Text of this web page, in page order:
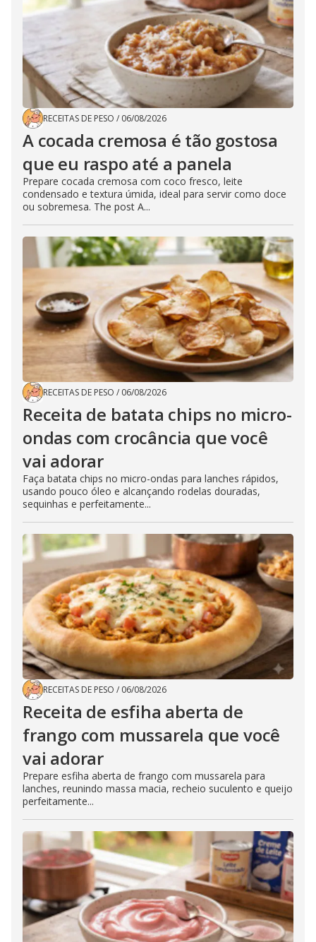
RECEITAS DE PESO / 06/08/2026
A cocada cremosa é tão gostosa
que eu raspo até a panela
Prepare cocada cremosa com coco fresco, leite
condensado e textura úmida, ideal para servir como doce
ou sobremesa. The post A...
RECEITAS DE PESO / 06/08/2026
Receita de batata chips no micro-
ondas com crocância que você
vai adorar
Faça batata chips no micro-ondas para lanches rápidos,
usando pouco óleo e alcançando rodelas douradas,
sequinhas e perfeitamente...
RECEITAS DE PESO / 06/08/2026
Receita de esfiha aberta de
frango com mussarela que você
vai adorar
Prepare esfiha aberta de frango com mussarela para
lanches, reunindo massa macia, recheio suculento e queijo
perfeitamente...